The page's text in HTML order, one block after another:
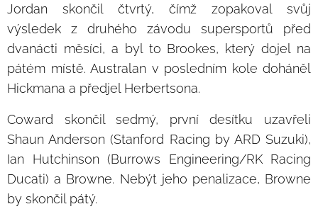
Jordan skončil čtvrtý, čímž zopakoval svůj
výsledek z druhého závodu supersportů před
dvanácti měsíci, a byl to Brookes, který dojel na
pátém místě. Australan v posledním kole doháněl
Hickmana a předjel Herbertsona.
Coward skončil sedmý, první desítku uzavřeli
Shaun Anderson (Stanford Racing by ARD Suzuki),
Ian Hutchinson (Burrows Engineering/RK Racing
Ducati) a Browne. Nebýt jeho penalizace, Browne
by skončil pátý.